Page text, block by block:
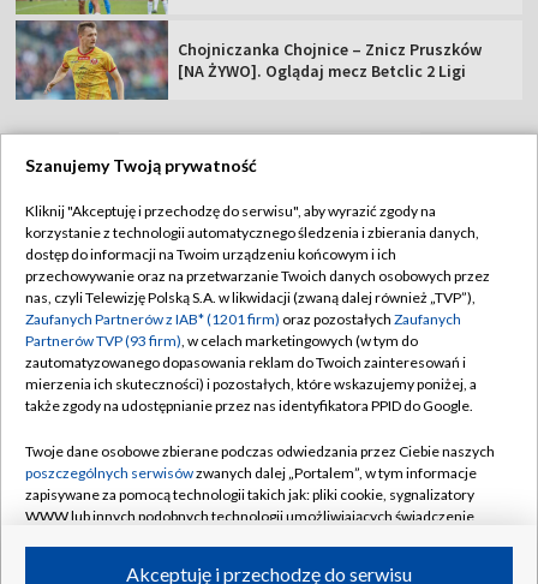
Chojniczanka Chojnice – Znicz Pruszków
[NA ŻYWO]. Oglądaj mecz Betclic 2 Ligi
Abonament TVP
Sklep TVP
Biuro Reklamy
Oferta Handlowa
Telegazeta ogłoszenia
Rada Programowa
Ogłoszenia przetargowe
Akademia Telewizyjna
Regulamin TVP
Polityka prywatności
Moje zgody
Biuro reklamy
Kontakt
Kanały
©2026 Telewizja Polska Spółka Akcyjna w likwidacji
Szanujemy Twoją prywatność
Kliknij "Akceptuję i przechodzę do serwisu", aby wyrazić zgody na
korzystanie z technologii automatycznego śledzenia i zbierania danych,
dostęp do informacji na Twoim urządzeniu końcowym i ich
przechowywanie oraz na przetwarzanie Twoich danych osobowych przez
nas, czyli Telewizję Polską S.A. w likwidacji (zwaną dalej również „TVP”),
Zaufanych Partnerów z IAB* (1201 firm) oraz pozostałych Zaufanych
Partnerów TVP (93 firm), w celach marketingowych (w tym do
zautomatyzowanego dopasowania reklam do Twoich zainteresowań i
mierzenia ich skuteczności) i pozostałych, które wskazujemy poniżej, a
także zgody na udostępnianie przez nas identyfikatora PPID do Google.
Twoje dane osobowe zbierane podczas odwiedzania przez Ciebie naszych
poszczególnych serwisówzwanych dalej „Portalem”, w tym informacje
zapisywane za pomocą technologii takich jak: pliki cookie, sygnalizatory
WWW lub innych podobnych technologii umożliwiających świadczenie
Akceptuję i przechodzę do serwisu